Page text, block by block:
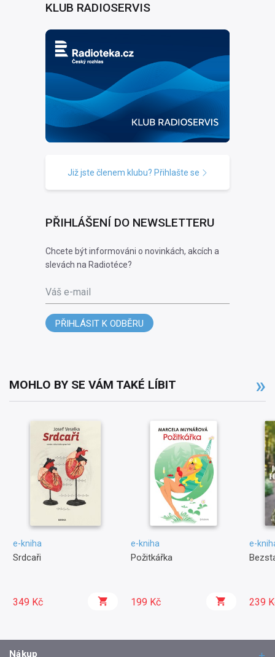
KLUB RADIOSERVIS
Již jste členem klubu? Přihlašte se
PŘIHLÁŠENÍ DO NEWSLETTERU
Chcete být informováni o novinkách, akcích a
slevách na Radiotéce?
Váš e-mail
PŘIHLÁSIT K ODBĚRU
MOHLO BY SE VÁM TAKÉ LÍBIT
e-kniha
Srdcaři
349 Kč
e-kniha
Požitkářka
199 Kč
e-
239
Nákup